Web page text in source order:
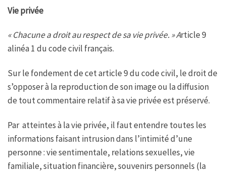
Vie privée
« Chacune a droit au respect de sa vie privée. »Article 9
alinéa 1 du code civil français.
Sur le fondement de cet article 9 du code civil, le droit de
s’opposer à la reproduction de son image ou la diffusion
de tout commentaire relatif à sa vie privée est préservé.
Par atteintes à la vie privée, il faut entendre toutes les
informations faisant intrusion dans l’intimité d’une
personne : vie sentimentale, relations sexuelles, vie
familiale, situation financière, souvenirs personnels (la